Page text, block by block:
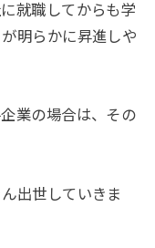
就職してからも学
明らかに昇進しや
業の場合は、その
出世していきま